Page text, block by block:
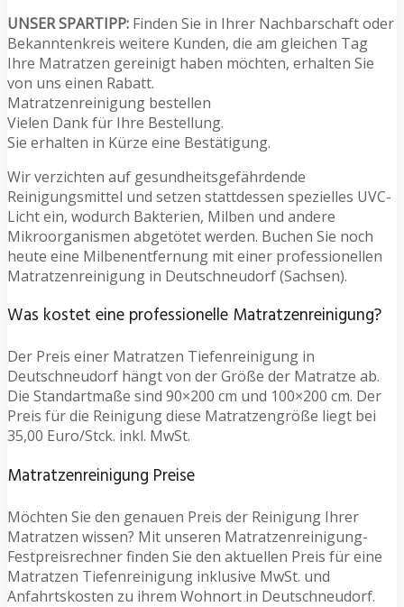
UNSER SPARTIPP: Finden Sie in Ihrer Nachbarschaft oder
Bekanntenkreis weitere Kunden, die am gleichen Tag
Ihre Matratzen gereinigt haben möchten, erhalten Sie
von uns einen Rabatt.
Matratzenreinigung bestellen
Vielen Dank für Ihre Bestellung.
Sie erhalten in Kürze eine Bestätigung.
Wir verzichten auf gesundheitsgefährdende
Reinigungsmittel und setzen stattdessen spezielles UVC-
Licht ein, wodurch Bakterien, Milben und andere
Mikroorganismen abgetötet werden. Buchen Sie noch
heute eine Milbenentfernung mit einer professionellen
Matratzenreinigung in Deutschneudorf (Sachsen).
Was kostet eine professionelle Matratzenreinigung?
Der Preis einer Matratzen Tiefenreinigung in
Deutschneudorf hängt von der Größe der Matratze ab.
Die Standartmaße sind 90×200 cm und 100×200 cm. Der
Preis für die Reinigung diese Matratzengröße liegt bei
35,00 Euro/Stck. inkl. MwSt.
Matratzenreinigung Preise
Möchten Sie den genauen Preis der Reinigung Ihrer
Matratzen wissen? Mit unseren Matratzenreinigung-
Festpreisrechner finden Sie den aktuellen Preis für eine
Matratzen Tiefenreinigung inklusive MwSt. und
Anfahrtskosten zu ihrem Wohnort in Deutschneudorf.